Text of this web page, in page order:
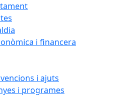
i financera
i ajuts
i programes